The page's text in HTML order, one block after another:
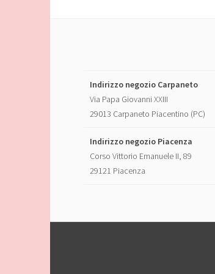
Indirizzo negozio Carpaneto
Via Papa Giovanni XXIII
29013 Carpaneto Piacentino (PC)
Indirizzo negozio Piacenza
Corso Vittorio Emanuele II, 89
29121 Piacenza